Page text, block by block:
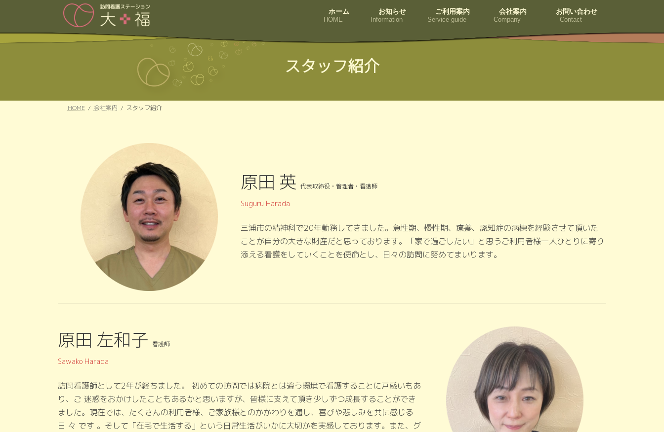
ホーム
HOME
お知らせ
Information
ご利用案内
Service guide
会社案内
Company
お問い合わせ
Contact
スタッフ紹介
HOME 会社案内 スタッフ紹介
原田 英 代表取締役・管理者・看護師
Suguru Harada
三浦市の精神科で20年勤務してきました。急性期、慢性期、療養、認知症の病棟を経験させて頂いた
ことが自分の大きな財産だと思っております。「家で過ごしたい」と思うご利用者様一人ひとりに寄り
添える看護をしていくことを使命とし、日々の訪問に努めてまいります。
原田 左和子 看護師
Sawako Harada
訪問看護師として2年が経ちました。 初めての訪問では病院とは違う環境で看護することに戸惑いもあ
り、ご 迷惑をおかけしたこともあるかと思いますが、皆様に支えて頂き少しずつ成長することができ
ました。現在では、たくさんの利用者様、ご家族様とのかかわりを通し、喜びや悲しみを共に感じる
日 々 です 。そして「在宅で生活する」という日常生活がいかに大切かを実感しております。また、グ